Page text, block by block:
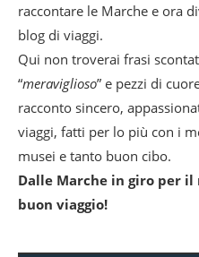
raccontare le Marche e ora
blog di viaggi.
Qui non troverai frasi
“meraviglioso” e pezzi di
racconto sincero,
viaggi, fatti per lo più con i
musei e tanto buon cibo.
Dalle Marche in giro per
buon viaggio!